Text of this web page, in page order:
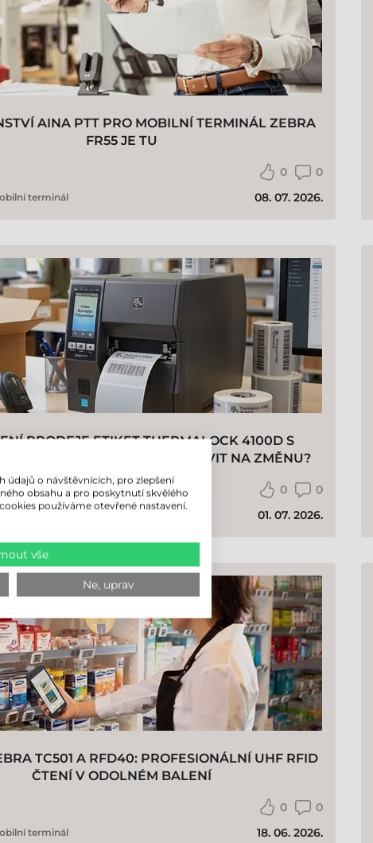
AINA PTT PRO MOBILNÍ TERMINÁL ZEBRA
FR55 JE TU
0 0
terminál 08. 07. 2026.
PRODEJE ETIKET THERMALOCK 4100D S
PLATNOSTÍ – JAK SE PŘIPRAVIT NA ZMĚNU?
0 0
01. 07. 2026.
TC501 A RFD40: PROFESIONÁLNÍ UHF RFID
ČTENÍ V ODOLNÉM BALENÍ
0 0
terminál 18. 06. 2026.
údajů o návštěvnících, pro zlepšení
obsahu a pro poskytnutí skvělého
používáme otevřené nastavení.
vše
Ne, uprav